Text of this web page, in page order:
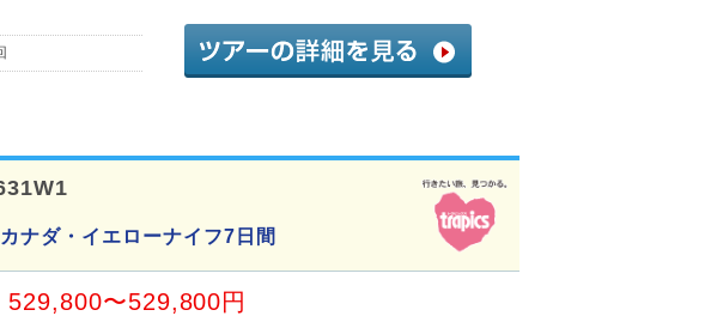
ナダ・イエローナイフ7日間
529,800〜529,800円